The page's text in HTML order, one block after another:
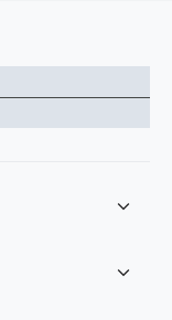
expand_more
expand_more